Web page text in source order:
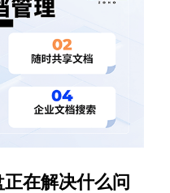
在解决什么问